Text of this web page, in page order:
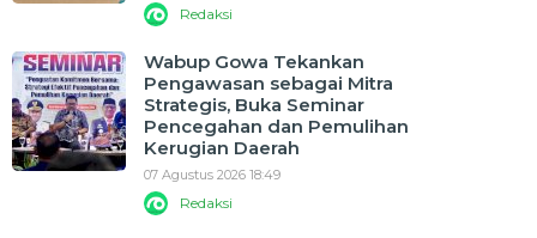
Redaksi
Wabup Gowa Tekankan
Pengawasan sebagai Mitra
Strategis, Buka Seminar
Pencegahan dan Pemulihan
Kerugian Daerah
07 Agustus 2026 18:49
Redaksi